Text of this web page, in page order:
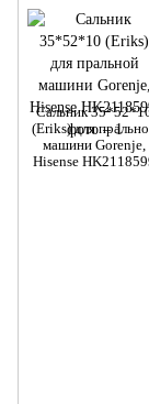
Сальник
(Eriks) для
машини Gorenje,
Hisense